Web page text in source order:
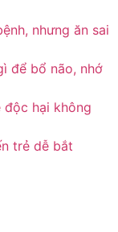
nhưng ăn sai
để bổ não, nhớ
độc hại không
trẻ dễ bắt